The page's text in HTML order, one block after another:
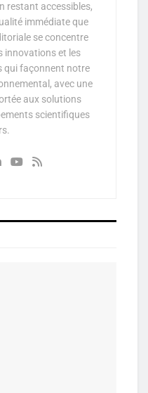
restant accessibles,
immédiate que
se concentre
innovations et les
qui façonnent notre
avec une
aux solutions
scientifiques